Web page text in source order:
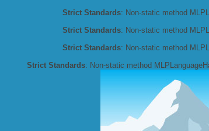
Strict Standards: Non-static method
Strict Standards: Non-static method
Strict Standards: Non-static method
Strict Standards: Non-static method